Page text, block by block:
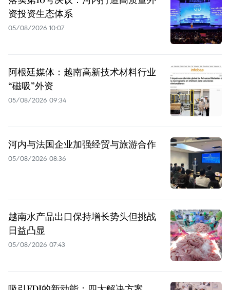
资投资生态体系
05/08/2026 10:07
阿根廷媒体：越南高新技术材料行业
“磁吸”外资
05/08/2026 09:34
河内与法国企业加强经贸与旅游合作
05/08/2026 08:36
越南水产品出口保持增长势头但挑战
日益凸显
05/08/2026 07:43